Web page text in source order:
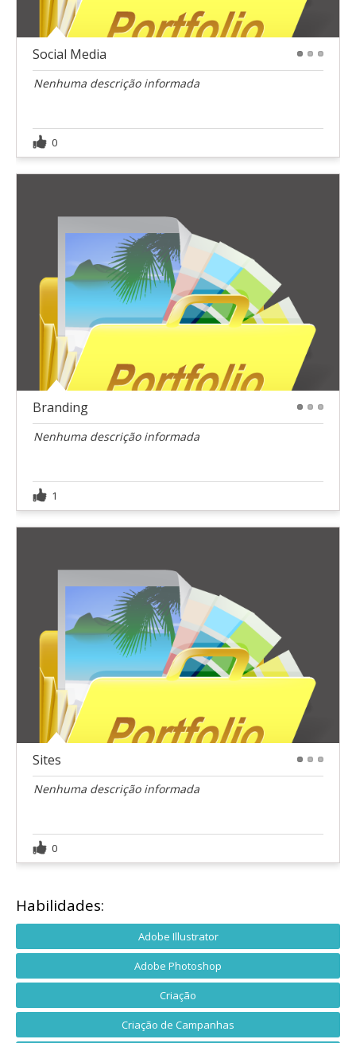
Social Media
Nenhuma descrição informada
0
Branding
Nenhuma descrição informada
1
Sites
Nenhuma descrição informada
0
Habilidades:
Adobe Illustrator
Adobe Photoshop
Criação
Criação de Campanhas